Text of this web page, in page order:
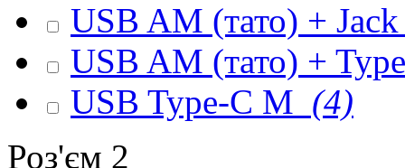
USB AM (тато) +
USB AM (тато) +
USB Type-C M (4)
Роз'єм 2